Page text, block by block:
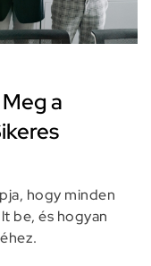
a
hogy minden
be, és hogyan